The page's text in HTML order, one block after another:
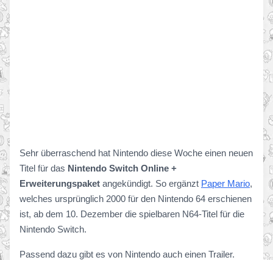
Sehr überraschend hat Nintendo diese Woche einen neuen
Titel für das Nintendo Switch Online +
Erweiterungspaket angekündigt. So ergänzt Paper Mario,
welches ursprünglich 2000 für den Nintendo 64 erschienen
ist, ab dem 10. Dezember die spielbaren N64-Titel für die
Nintendo Switch.
Passend dazu gibt es von Nintendo auch einen Trailer.